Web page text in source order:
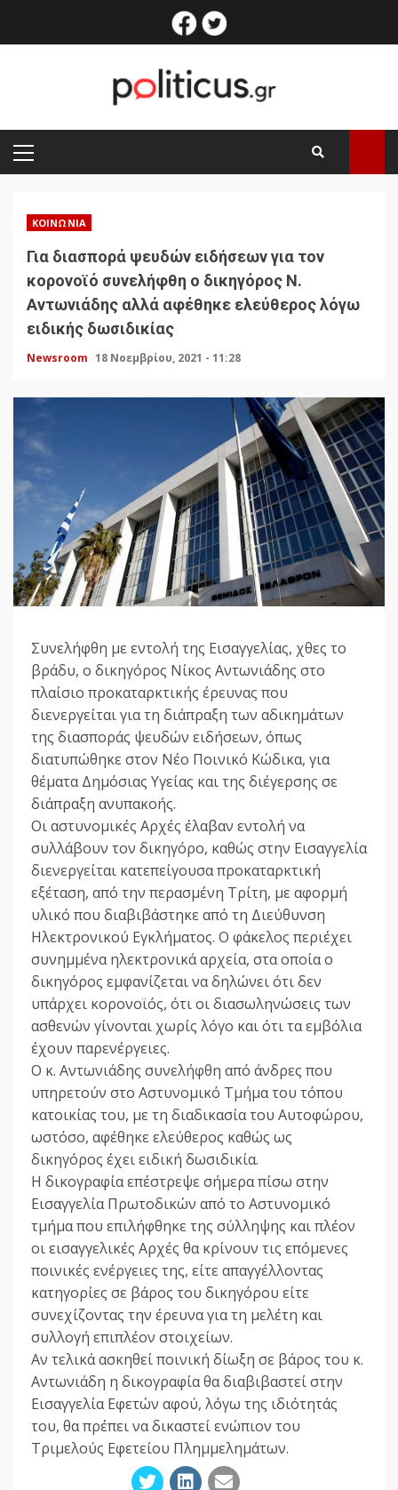
facebook
PRIMARY
MENU
ΚΟΙΝΩΝΊΑ
Για διασπορά ψευδών ειδήσεων για τον
κορονοϊό συνελήφθη ο δικηγόρος Ν.
Αντωνιάδης αλλά αφέθηκε ελεύθερος λόγω
ειδικής δωσιδικίας
Newsroom 18 Νοεμβρίου, 2021 - 11:28
Συνελήφθη με εντολή της Εισαγγελίας, χθες το
βράδυ, ο δικηγόρος Νίκος Αντωνιάδης στο
πλαίσιο προκαταρκτικής έρευνας που
διενεργείται για τη διάπραξη των αδικημάτων
της διασποράς ψευδών ειδήσεων, όπως
διατυπώθηκε στον Νέο Ποινικό Κώδικα, για
θέματα Δημόσιας Υγείας και της διέγερσης σε
διάπραξη ανυπακοής.
Οι αστυνομικές Αρχές έλαβαν εντολή να
συλλάβουν τον δικηγόρο, καθώς στην Εισαγγελία
διενεργείται κατεπείγουσα προκαταρκτική
εξέταση, από την περασμένη Τρίτη, με αφορμή
υλικό που διαβιβάστηκε από τη Διεύθυνση
Ηλεκτρονικού Εγκλήματος. Ο φάκελος περιέχει
συνημμένα ηλεκτρονικά αρχεία, στα οποία ο
δικηγόρος εμφανίζεται να δηλώνει ότι δεν
υπάρχει κορονοϊός, ότι οι διασωληνώσεις των
ασθενών γίνονται χωρίς λόγο και ότι τα εμβόλια
έχουν παρενέργειες.
Ο κ. Αντωνιάδης συνελήφθη από άνδρες που
υπηρετούν στο Αστυνομικό Τμήμα του τόπου
κατοικίας του, με τη διαδικασία του Αυτοφώρου,
ωστόσο, αφέθηκε ελεύθερος καθώς ως
δικηγόρος έχει ειδική δωσιδικία.
Η δικογραφία επέστρεψε σήμερα πίσω στην
Εισαγγελία Πρωτοδικών από το Αστυνομικό
τμήμα που επιλήφθηκε της σύλληψης και πλέον
οι εισαγγελικές Αρχές θα κρίνουν τις επόμενες
ποινικές ενέργειες της, είτε απαγγέλλοντας
κατηγορίες σε βάρος του δικηγόρου είτε
συνεχίζοντας την έρευνα για τη μελέτη και
συλλογή επιπλέον στοιχείων.
Αν τελικά ασκηθεί ποινική δίωξη σε βάρος του κ.
Αντωνιάδη η δικογραφία θα διαβιβαστεί στην
Εισαγγελία Εφετών αφού, λόγω της ιδιότητάς
του, θα πρέπει να δικαστεί ενώπιον του
Τριμελούς Εφετείου Πλημμελημάτων.